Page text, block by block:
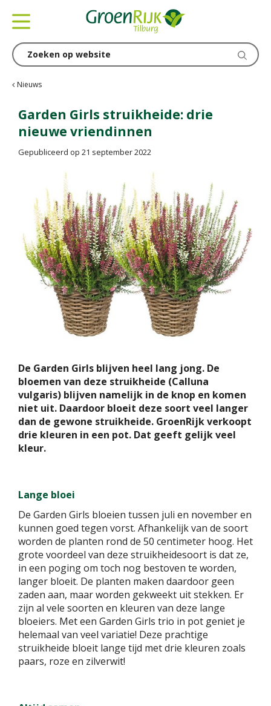
Nieuws
Garden Girls struikheide: drie
nieuwe vriendinnen
Gepubliceerd op 21 september 2022
De Garden Girls blijven heel lang jong. De
bloemen van deze struikheide (Calluna
vulgaris) blijven namelijk in de knop en komen
niet uit. Daardoor bloeit deze soort veel langer
dan de gewone struikheide. GroenRijk verkoopt
drie kleuren in een pot. Dat geeft gelijk veel
kleur.
Lange bloei
De Garden Girls bloeien tussen juli en november en
kunnen goed tegen vorst. Afhankelijk van de soort
worden de planten rond de 50 centimeter hoog. Het
grote voordeel van deze struikheidesoort is dat ze,
in een poging om toch nog bestoven te worden,
langer bloeit. De planten maken daardoor geen
zaden aan, maar worden gekweekt uit stekken. Er
zijn al vele soorten en kleuren van deze lange
bloeiers. Met een Garden Girls trio in pot geniet je
helemaal van veel variatie! Deze prachtige
struikheide bloeit lange tijd met drie kleuren zoals
paars, roze en zilverwit!